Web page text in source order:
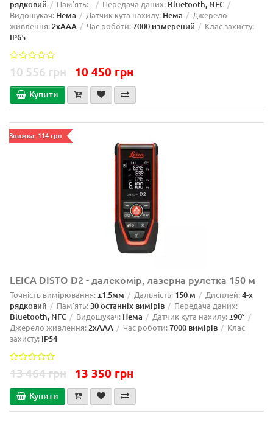
рядковий
Пам'ять:- Передача даних: Bluetooth, NFC
Видошукач: Нема Датчик кута нахилу: Нема
Джерело
живлення:2xAAA Час роботи:7000 измерений Клас захисту:
IP65
10 556 грн 10 450 грн
Купити
Знижка: 114 грн
LEICA DISTO D2 - далекомір, лазерна рулетка 150 м
Точність вимірювання:±1.5мм Дальність: 150 м Дисплей:4-х
рядковий
Пам'ять:30 останніх вимірів Передача даних:
Bluetooth, NFC Видошукач: Нема Датчик кута нахилу:±90°
Джерело живлення:2xAAA Час роботи:7000 вимірів
Клас
захисту: IP54
13 464 грн 13 350 грн
Купити